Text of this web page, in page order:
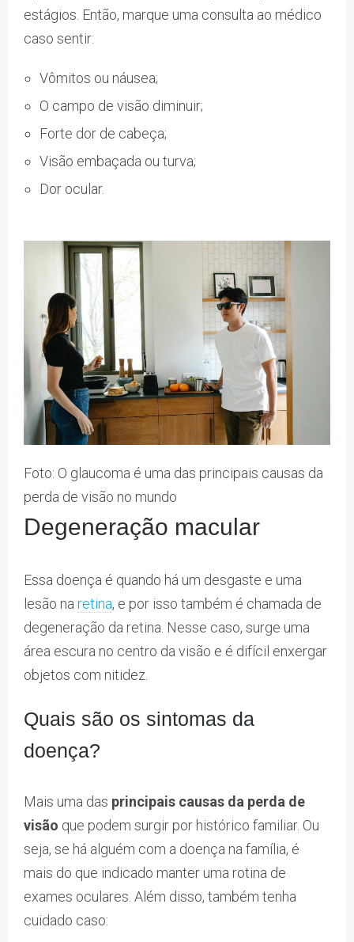
estágios. Então, marque uma consulta ao médico
caso sentir:
Vômitos ou náusea;
O campo de visão diminuir;
Forte dor de cabeça;
Visão embaçada ou turva;
Dor ocular.
Foto: O glaucoma é uma das principais causas da
perda de visão no mundo
Degeneração macular
Essa doença é quando há um desgaste e uma
lesão na retina, e por isso também é chamada de
degeneração da retina. Nesse caso, surge uma
área escura no centro da visão e é difícil enxergar
objetos com nitidez.
Quais são os sintomas da
doença?
Mais uma das principais causas da perda de
visão que podem surgir por histórico familiar. Ou
seja, se há alguém com a doença na família, é
mais do que indicado manter uma rotina de
exames oculares. Além disso, também tenha
cuidado caso: